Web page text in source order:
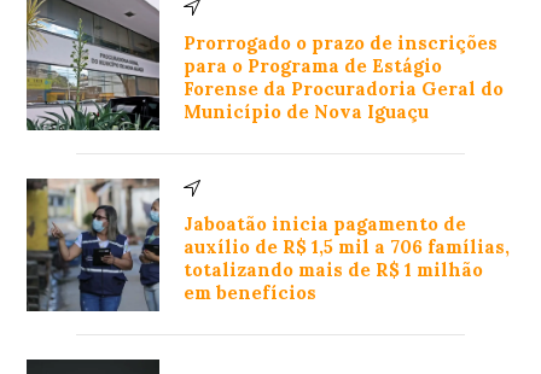
Prorrogado o prazo de inscrições
para o Programa de Estágio
Forense da Procuradoria Geral do
Município de Nova Iguaçu
Jaboatão inicia pagamento de
auxílio de R$ 1,5 mil a 706 famílias,
totalizando mais de R$ 1 milhão
em benefícios